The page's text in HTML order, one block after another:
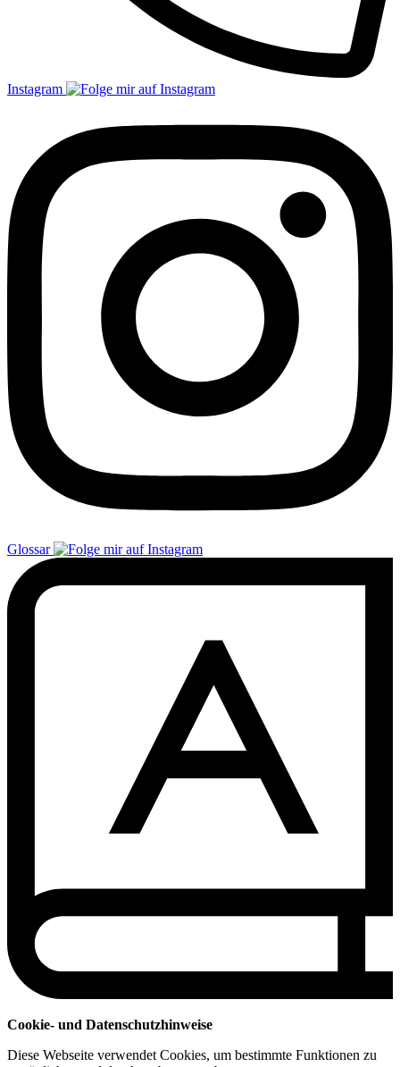
Instagram
Glossar
Cookie- und Datenschutzhinweise
Diese Webseite verwendet Cookies, um bestimmte Funktionen zu